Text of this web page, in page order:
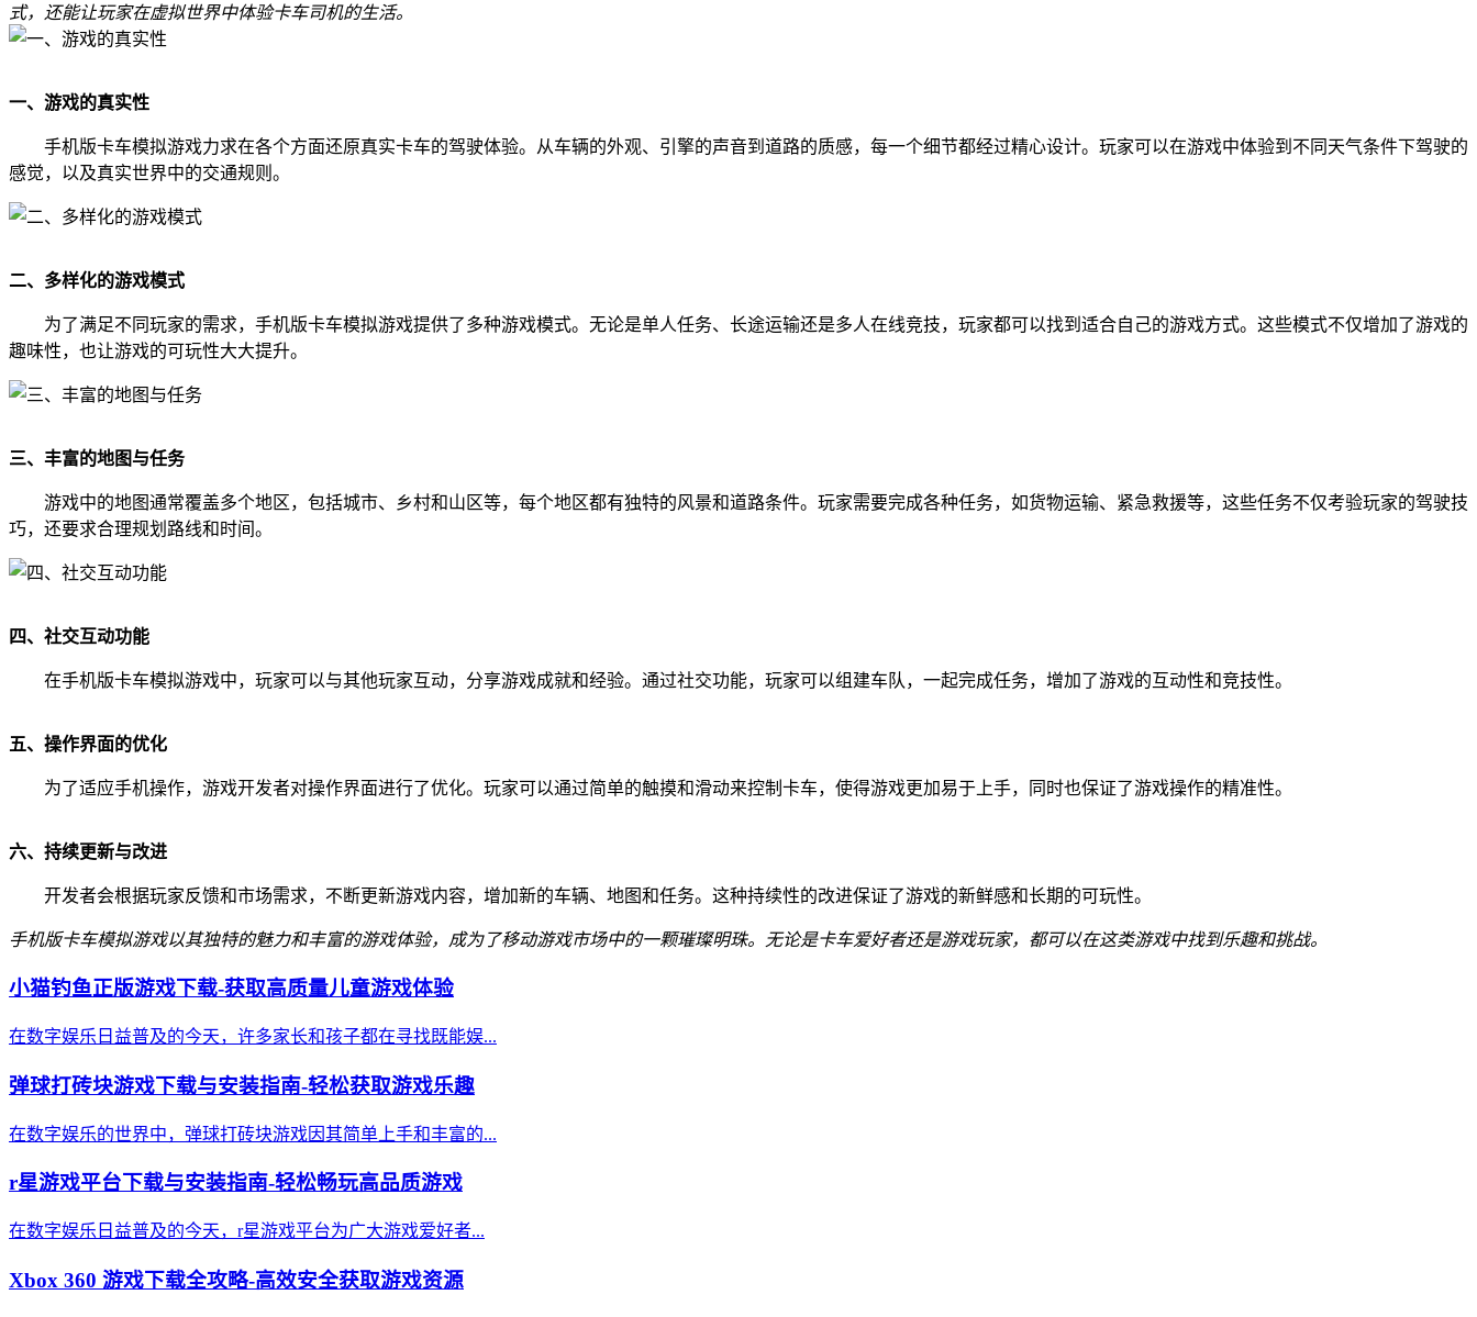
式，还能让玩家在虚拟世界中体验卡车司机的生活。
一、游戏的真实性
手机版卡车模拟游戏力求在各个方面还原真实卡车的驾驶体验。从车辆的外观、引擎的声音到道路的质感，每一个细节都经过精心设计。玩家可以在游戏中体验到不同天气条件下驾驶的
感觉，以及真实世界中的交通规则。
二、多样化的游戏模式
为了满足不同玩家的需求，手机版卡车模拟游戏提供了多种游戏模式。无论是单人任务、长途运输还是多人在线竞技，玩家都可以找到适合自己的游戏方式。这些模式不仅增加了游戏的
趣味性，也让游戏的可玩性大大提升。
三、丰富的地图与任务
游戏中的地图通常覆盖多个地区，包括城市、乡村和山区等，每个地区都有独特的风景和道路条件。玩家需要完成各种任务，如货物运输、紧急救援等，这些任务不仅考验玩家的驾驶技
巧，还要求合理规划路线和时间。
四、社交互动功能
在手机版卡车模拟游戏中，玩家可以与其他玩家互动，分享游戏成就和经验。通过社交功能，玩家可以组建车队，一起完成任务，增加了游戏的互动性和竞技性。
五、操作界面的优化
为了适应手机操作，游戏开发者对操作界面进行了优化。玩家可以通过简单的触摸和滑动来控制卡车，使得游戏更加易于上手，同时也保证了游戏操作的精准性。
六、持续更新与改进
开发者会根据玩家反馈和市场需求，不断更新游戏内容，增加新的车辆、地图和任务。这种持续性的改进保证了游戏的新鲜感和长期的可玩性。
手机版卡车模拟游戏以其独特的魅力和丰富的游戏体验，成为了移动游戏市场中的一颗璀璨明珠。无论是卡车爱好者还是游戏玩家，都可以在这类游戏中找到乐趣和挑战。
小猫钓鱼正版游戏下载-获取高质量儿童游戏体验
在数字娱乐日益普及的今天，许多家长和孩子都在寻找既能娱...
弹球打砖块游戏下载与安装指南-轻松获取游戏乐趣
在数字娱乐的世界中，弹球打砖块游戏因其简单上手和丰富的...
r星游戏平台下载与安装指南-轻松畅玩高品质游戏
在数字娱乐日益普及的今天，r星游戏平台为广大游戏爱好者...
Xbox 360 游戏下载全攻略-高效安全获取游戏资源